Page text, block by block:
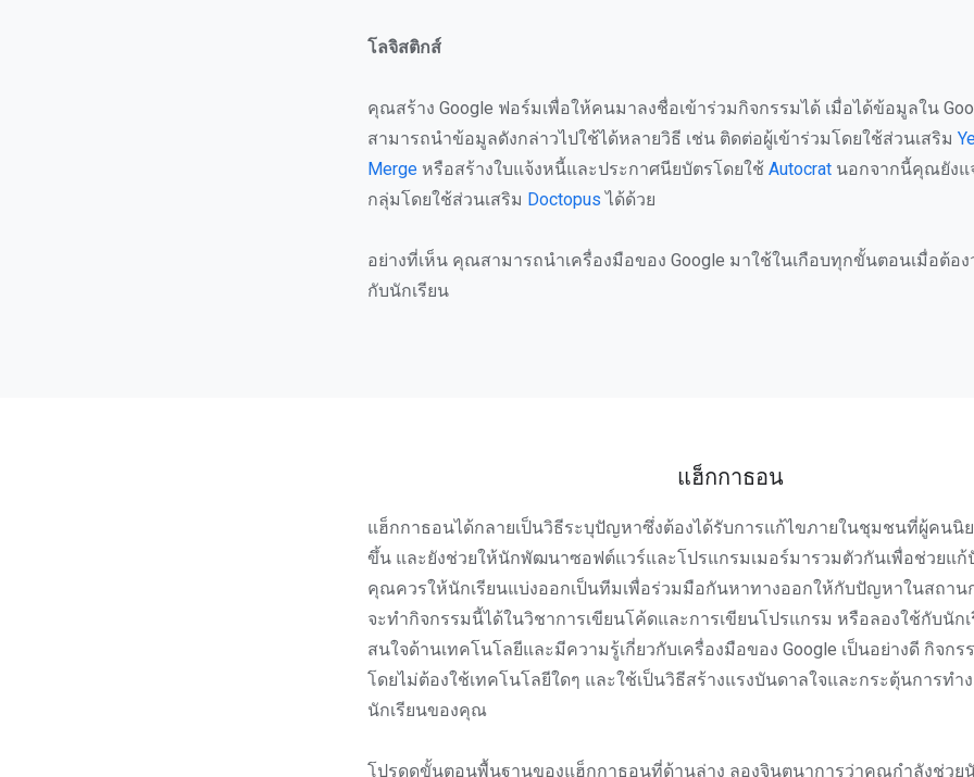
โลจิสติกส์
คุณสร้าง Google ฟอร์มเพื่อให้คนมาลงชื่อเข้าร่วมกิจกรรมได้ เมื่อได้ข้อมูลใน
สามารถนำข้อมูลดังกล่าวไปใช้ได้หลายวิธี เช่น ติดต่อผู้เข้าร่วมโดยใช้ส่วนเสริม
Merge หรือสร้างใบแจ้งหนี้และประกาศนียบัตรโดยใช้ Autocrat นอกจากนี้คุณยังแ
กลุ่มโดยใช้ส่วนเสริม Doctopus ได้ด้วย
อย่างที่เห็น คุณสามารถนำเครื่องมือของ Google มาใช้ในเกือบทุกขั้นตอนเมื่อต้อ
กับนักเรียน
แฮ็กกาธอน
แฮ็กกาธอนได้กลายเป็นวิธีระบุปัญหาซึ่งต้องได้รับการแก้ไขภายในชุมชนที่ผู้คนนิ
ขึ้น และยังช่วยให้นักพัฒนาซอฟต์แวร์และโปรแกรมเมอร์มารวมตัวกันเพื่อช่วยแ
คุณควรให้นักเรียนแบ่งออกเป็นทีมเพื่อร่วมมือกันหาทางออกให้กับปัญหาในสถา
จะทำกิจกรรมนี้ได้ในวิชาการเขียนโค้ดและการเขียนโปรแกรม หรือลองใช้กับนัก
สนใจด้านเทคโนโลยีและมีความรู้เกี่ยวกับเครื่องมือของ Google เป็นอย่างดี กิจก
โดยไม่ต้องใช้เทคโนโลยีใดๆ และใช้เป็นวิธีสร้างแรงบันดาลใจและกระตุ้นการทำ
นักเรียนของคุณ
โปรดดูขั้นตอนพื้นฐานของแฮ็กกาธอนที่ด้านล่าง ลองจินตนาการว่าคุณกำลังช่วย